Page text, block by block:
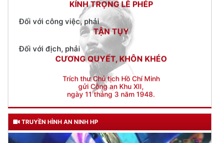
CƯƠNG QUYẾT, KHÔN KHÉO
Trích thư Chủ tịch Hồ Chí Minh
gửi Công an Khu XII,
ngày 11 tháng 3 năm 1948.
TRUYỀN HÌNH AN NINH HP